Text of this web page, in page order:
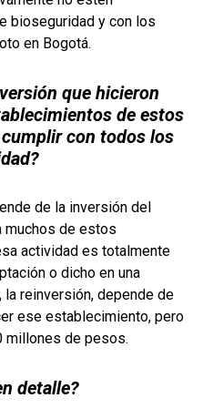
bioseguridad y con los
en Bogotá.
que hicieron
de estos
con todos los
de la inversión del
muchos de estos
actividad es totalmente
o dicho en una
la reinversión, depende de
ese establecimiento, pero
millones de pesos.
detalle?